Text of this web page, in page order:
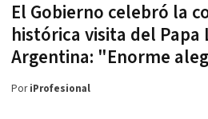
El Gobierno celebró la
histórica visita del Papa
Argentina: "Enorme
PoriProfesional